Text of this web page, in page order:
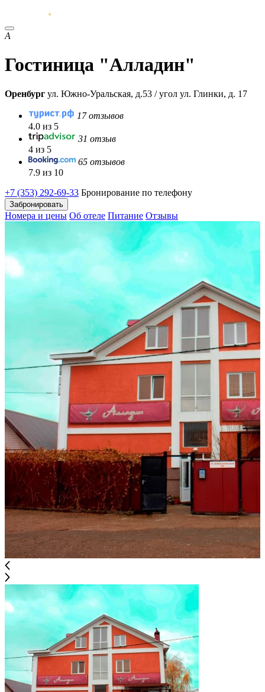
А
Гостиница "Алладин"
Оренбург ул. Южно-Уральская, д.53 / угол ул. Глинки, д. 17
17 отзывов
4.0 из 5
31 отзыв
4 из 5
65 отзывов
7.9 из 10
+7 (353) 292-69-33 Бронирование по телефону
Забронировать
Номера и цены Об отеле Питание Отзывы